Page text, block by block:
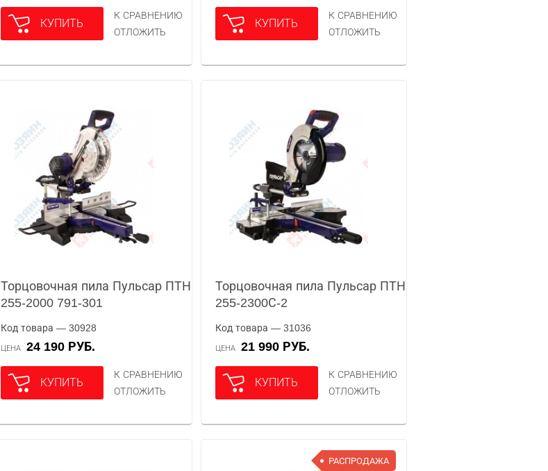
КУПИТЬ
К СРАВНЕНИЮ
ОТЛОЖИТЬ
КУПИТЬ
К СРАВНЕНИЮ
ОТЛОЖИТЬ
Торцовочная пила Пульсар ПТН
255-2000 791-301
Код товара — 30928
ЦЕНА 24 190 РУБ.
КУПИТЬ
К СРАВНЕНИЮ
ОТЛОЖИТЬ
Торцовочная пила Пульсар ПТН
255-2300С-2
Код товара — 31036
ЦЕНА 21 990 РУБ.
КУПИТЬ
К СРАВНЕНИЮ
ОТЛОЖИТЬ
РАСПРОДАЖА